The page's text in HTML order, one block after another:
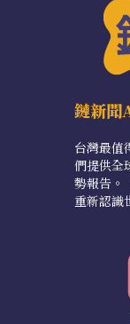
鏈新
台灣最值
們提供全
勢報告。
重新認識